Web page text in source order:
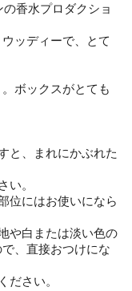
香水プロダクショ
ッディーで、とて
ボックスがとても
と、まれにかぶれた
い。
位にはお使いになら
や白または淡い色の
、直接おつけにな
ださい。